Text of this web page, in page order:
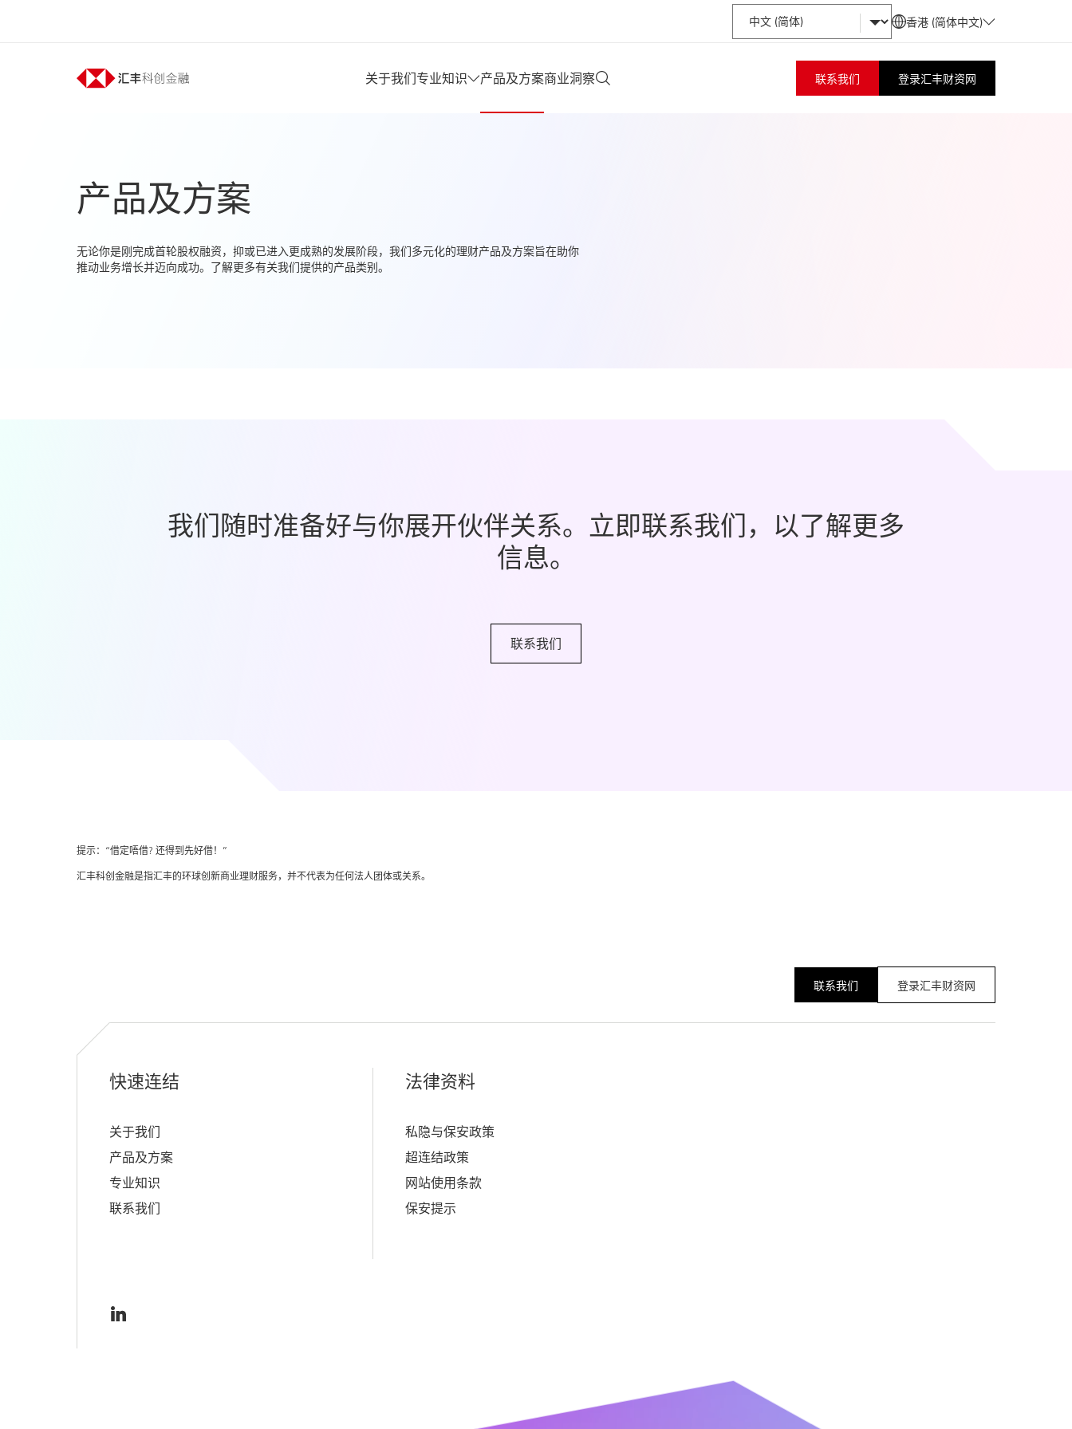
香港 (简体中文)
关于我们专业知识 产品及方案商业洞察 联系我们 登录汇丰财资网
产品及方案
无论你是刚完成首轮股权融资，抑或已进入更成熟的发展阶段，我们多元化的理财产品及方案旨在助你
推动业务增长并迈向成功。了解更多有关我们提供的产品类别。
我们随时准备好与你展开伙伴关系。立即联系我们，以了解更多
信息。
联系我们
提示：“借定唔借? 还得到先好借！”
汇丰科创金融是指汇丰的环球创新商业理财服务，并不代表为任何法人团体或关系。
联系我们 登录汇丰财资网
快速连结
关于我们
产品及方案
专业知识
联系我们
法律资料
私隐与保安政策
超连结政策
网站使用条款
保安提示